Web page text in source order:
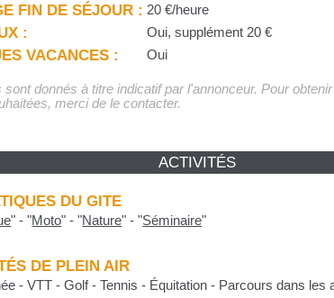
FIN DE SÉJOUR : 20 €/heure
: Oui, supplément 20 €
VACANCES : Oui
sont donnés à titre indicatif par l'annonceur. Pour
merci de le contacter.
ACTIVITÉS
DU GITE
" -"Moto" -"Nature" -"Séminaire"
DE PLEIN AIR
- VTT - Golf - Tennis - Équitation - Parcours dans les